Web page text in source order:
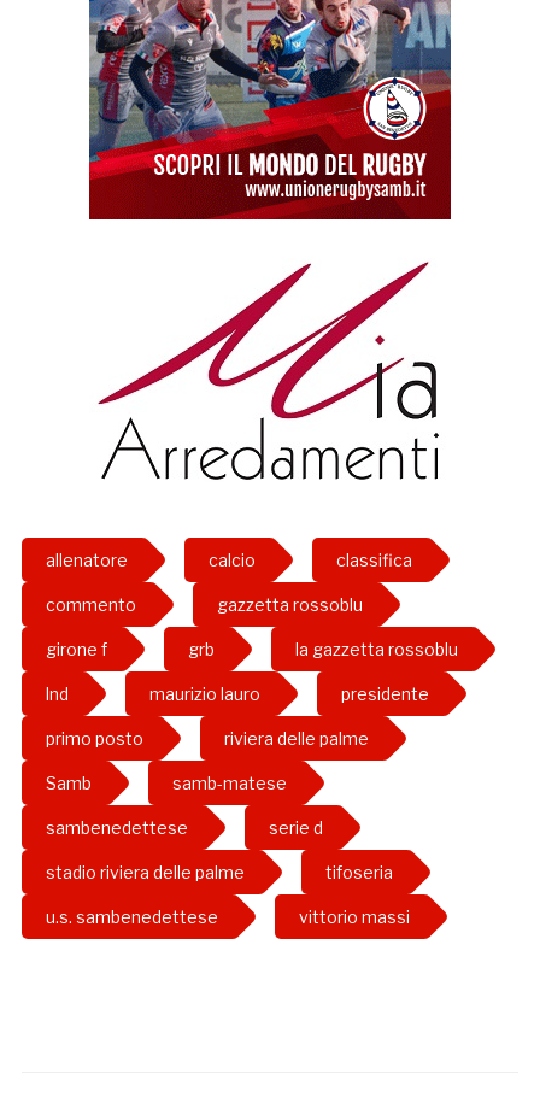
allenatore calcio classifica
commento gazzetta rossoblu
girone f grb la gazzetta rossoblu
lnd maurizio lauro presidente
primo posto riviera delle palme
Samb samb-matese
sambenedettese serie d
stadio riviera delle palme tifoseria
u.s. sambenedettese vittorio massi